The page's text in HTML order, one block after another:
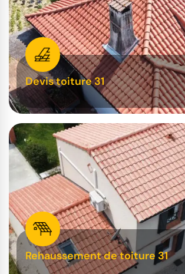
Devis toiture 31
Rehaussement de toiture 31